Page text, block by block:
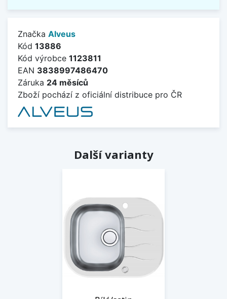
Značka Alveus
Kód 13886
Kód výrobce 1123811
EAN 3838997486470
Záruka 24 měsíců
Zboží pochází z oficiální distribuce pro ČR
Další varianty